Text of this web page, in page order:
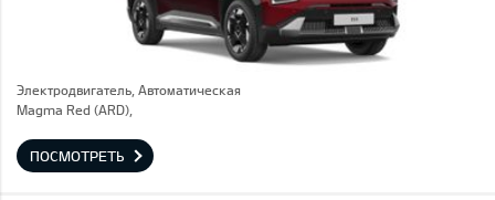
Электродвигатель, Автоматическая
Magma Red (ARD),
ПОСМОТРЕТЬ